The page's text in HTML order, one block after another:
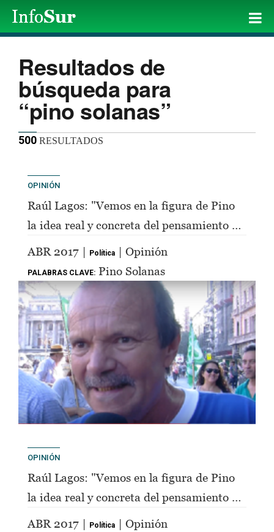
Resultados de
búsqueda para
“pino solanas”
500 RESULTADOS
OPINIÓN
Raúl Lagos: "Vemos en la figura de Pino
la idea real y concreta del pensamiento de
Perón"
ABR 2017 | Política | Opinión
PALABRAS CLAVE: Pino Solanas
OPINIÓN
Raúl Lagos: "Vemos en la figura de Pino
la idea real y concreta del pensamiento de
Perón"
ABR 2017 | Política | Opinión